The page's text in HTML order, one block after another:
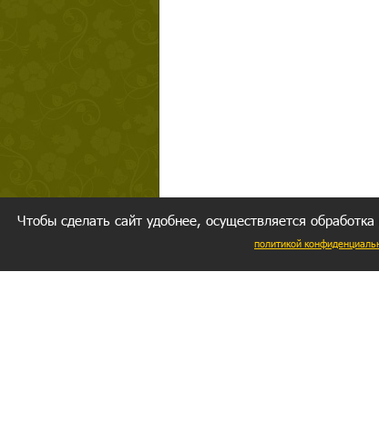
Чтобы сделать сайт удобнее, осуществляется
политикой